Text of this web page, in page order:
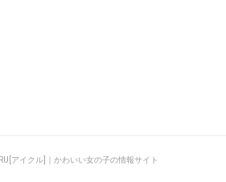
アイクル]｜かわいい女の子の情報サイト